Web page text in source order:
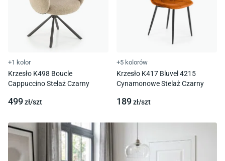
+1 kolor
Krzesło K498 Boucle
Cappuccino Stelaż Czarny
499zł/szt
+5 kolorów
Krzesło K417 Bluvel 4215
Cynamonowe Stelaż Czarny
189zł/szt